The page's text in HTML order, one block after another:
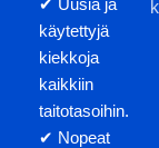
käytettyjä
kiekkoja
kaikkiin
taitotasoihin.
✔ Nopeat